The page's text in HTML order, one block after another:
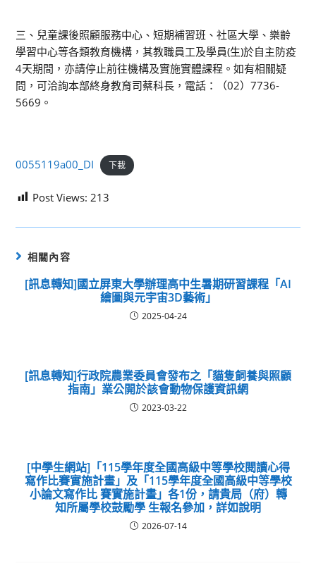
三、兒童課後照顧服務中心、短期補習班、社區大學、樂齡
學習中心等各類教育機構，其教職員工及學員(生)於自主防疫
4天期間，亦請停止前往機構及實施實體課程。如有相關疑
問，可洽詢本部終身教育司蔡科長，電話：（02）7736-
5669。
0055119a00_DI 下載
Post Views: 213
相關內容
[訊息轉知]國立屏東大學辦理高中生暑期研習課程「AI
繪圖與元宇宙3D藝術」
2025-04-24
[訊息轉知]行政院農業委員會發布之「貓隻飼養與照顧
指南」業公開於該會動物保護資訊網
2023-03-22
[中學生網站]「115學年度全國高級中等學校閱讀心得
寫作比賽實施計畫」及「115學年度全國高級中等學校
小論文寫作比 賽實施計畫」各1份，請貴局（府）轉
知所屬學校鼓勵學 生報名參加，詳如說明
2026-07-14